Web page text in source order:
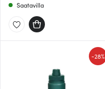
Saatavilla
-28%